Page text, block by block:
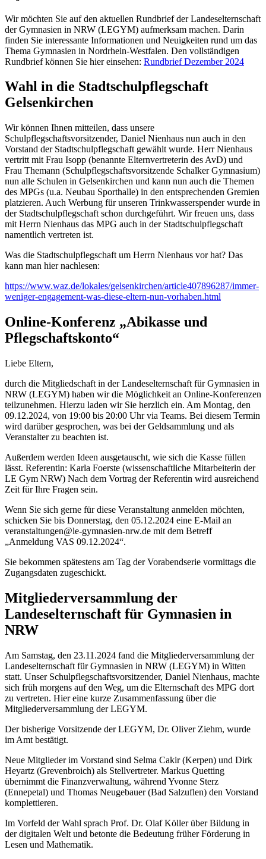
Wir möchten Sie auf den aktuellen Rundbrief der Landeselternschaft
der Gymnasien in NRW (LEGYM) aufmerksam machen. Darin
finden Sie interessante Informationen und Neuigkeiten rund um das
Thema Gymnasien in Nordrhein-Westfalen. Den vollständigen
Rundbrief können Sie hier einsehen: Rundbrief Dezember 2024
Wahl in die Stadtschulpflegschaft
Gelsenkirchen
Wir können Ihnen mitteilen, dass unsere
Schulpflegschaftsvorsitzender, Daniel Nienhaus nun auch in den
Vorstand der Stadtschulpflegschaft gewählt wurde. Herr Nienhaus
vertritt mit Frau Isopp (benannte Elternvertreterin des AvD) und
Frau Themann (Schulpflegschaftsvorsitzende Schalker Gymnasium)
nun alle Schulen in Gelsenkirchen und kann nun auch die Themen
des MPGs (u.a. Neubau Sporthalle) in den entsprechenden Gremien
platzieren. Auch Werbung für unseren Trinkwasserspender wurde in
der Stadtschulpflegschaft schon durchgeführt. Wir freuen uns, dass
mit Herrn Nienhaus das MPG auch in der Stadtschulpflegschaft
namentlich vertreten ist.
Was die Stadtschulpflegschaft um Herrn Nienhaus vor hat? Das
kann man hier nachlesen:
https://www.waz.de/lokales/gelsenkirchen/article407896287/immer-
weniger-engagement-was-diese-eltern-nun-vorhaben.html
Online-Konferenz „Abikasse und
Pflegschaftskonto“
Liebe Eltern,
durch die Mitgliedschaft in der Landeselternschaft für Gymnasien in
NRW (LEGYM) haben wir die Möglichkeit an Online-Konferenzen
teilzunehmen. Hierzu laden wir Sie herzlich ein. Am Montag, den
09.12.2024, von 19:00 bis 20:00 Uhr via Teams. Bei diesem Termin
wird darüber gesprochen, was bei der Geldsammlung und als
Veranstalter zu beachten ist.
Außerdem werden Ideen ausgetauscht, wie sich die Kasse füllen
lässt. Referentin: Karla Foerste (wissenschaftliche Mitarbeiterin der
LE Gym NRW) Nach dem Vortrag der Referentin wird ausreichend
Zeit für Ihre Fragen sein.
Wenn Sie sich gerne für diese Veranstaltung anmelden möchten,
schicken Sie bis Donnerstag, den 05.12.2024 eine E-Mail an
veranstaltungen@le-gymnasien-nrw.de mit dem Betreff
„Anmeldung VAS 09.12.2024“.
Sie bekommen spätestens am Tag der Vorabendserie vormittags die
Zugangsdaten zugeschickt.
Mitgliederversammlung der
Landeselternschaft für Gymnasien in
NRW
Am Samstag, den 23.11.2024 fand die Mitgliederversammlung der
Landeselternschaft für Gymnasien in NRW (LEGYM) in Witten
statt. Unser Schulpflegschaftsvorsitzender, Daniel Nienhaus, machte
sich früh morgens auf den Weg, um die Elternschaft des MPG dort
zu vertreten. Hier eine kurze Zusammenfassung über die
Mitgliederversammlung der LEGYM.
Der bisherige Vorsitzende der LEGYM, Dr. Oliver Ziehm, wurde
im Amt bestätigt.
Neue Mitglieder im Vorstand sind Selma Cakir (Kerpen) und Dirk
Heyartz (Grevenbroich) als Stellvertreter. Markus Quetting
übernimmt die Finanzverwaltung, während Yvonne Sterz
(Ennepetal) und Thomas Neugebauer (Bad Salzuflen) den Vorstand
komplettieren.
Im Vorfeld der Wahl sprach Prof. Dr. Olaf Köller über Bildung in
der digitalen Welt und betonte die Bedeutung früher Förderung in
Lesen und Mathematik.